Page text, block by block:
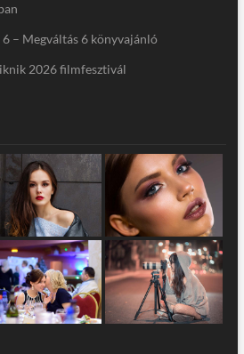
– Megváltás 6 könyvajánló
2026 filmfesztivál